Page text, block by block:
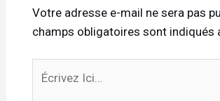
Votre adresse e-mail ne sera pas
champs obligatoires sont indiqués
Ici…